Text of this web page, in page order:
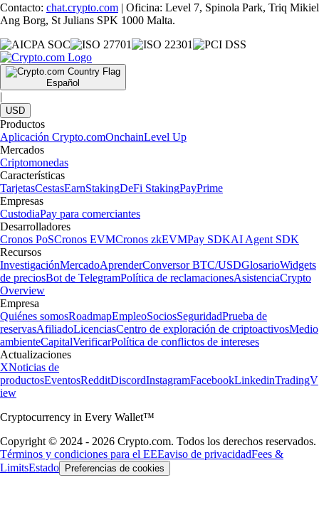
Contacto: chat.crypto.com | Oficina: Level 7, Spinola Park, Triq Mikiel
Ang Borg, St Julians SPK 1000 Malta.
Español
|
USD
Productos
Aplicación Crypto.comOnchainLevel Up
Mercados
Criptomonedas
Características
TarjetasCestasEarnStakingDeFi StakingPayPrime
Empresas
CustodiaPay para comerciantes
Desarrolladores
Cronos PoSCronos EVMCronos zkEVMPay SDKAI Agent SDK
Recursos
InvestigaciónMercadoAprenderConversor BTC/USDGlosarioWidgets
de preciosBot de TelegramPolítica de reclamacionesAsistenciaCrypto
Overview
Empresa
Quiénes somosRoadmapEmpleoSociosSeguridadPrueba de
reservasAfiliadoLicenciasCentro de exploración de criptoactivosMedio
ambienteCapitalVerificarPolítica de conflictos de intereses
Actualizaciones
XNoticias de
productosEventosRedditDiscordInstagramFacebookLinkedinTradingV
iew
Cryptocurrency in Every Wallet™
Copyright © 2024 - 2026 Crypto.com. Todos los derechos reservados.
Términos y condiciones para el EEEaviso de privacidadFees &
LimitsEstado Preferencias de cookies